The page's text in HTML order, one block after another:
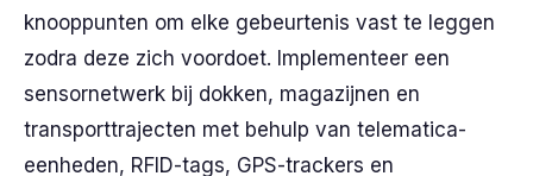
knooppunten om elke gebeurtenis vast te leggen
zodra deze zich voordoet. Implementeer een
sensornetwerk bij dokken, magazijnen en
transporttrajecten met behulp van telematica-
eenheden, RFID-tags, GPS-trackers en